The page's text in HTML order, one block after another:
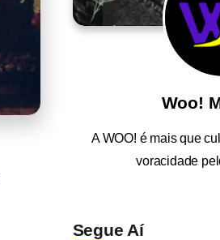
Woo!
AWOO! é mais que
voracidade
Segue Aí